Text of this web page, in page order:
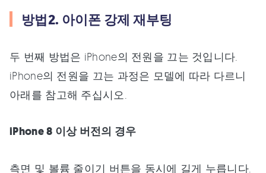
방법2. 아이폰 강제 재부팅
두 번째 방법은 iPhone의 전원을 끄는 것입니다.
iPhone의 전원을 끄는 과정은 모델에 따라 다르니
아래를 참고해 주십시오.
iPhone 8 이상 버전의 경우
측면 및 볼륨 줄이기 버튼을 동시에 길게 누릅니다.